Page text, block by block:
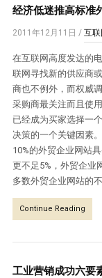
经济低迷推高标准
2011年12月11日 / 互联
在互联网高度发达的
联网寻找新的供应商
商也不例外，而权威
采购商最关注而且使
已经成为买家选择一
决策的一个关键因素
10%的外贸企业网站
更不足5%，外贸企业
多数外贸企业网站的
Continue Reading
工业营销成功六要